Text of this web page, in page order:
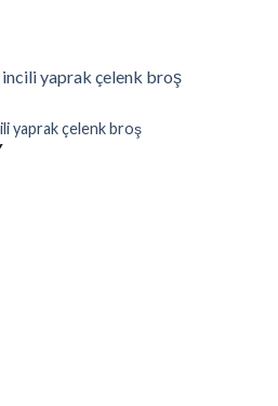
yaprak çelenk broş